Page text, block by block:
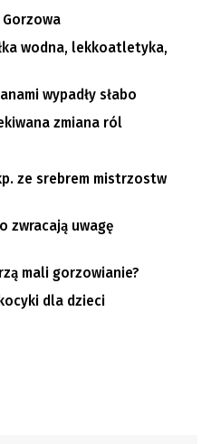
Gorzowa
wodna, lekkoatletyka,
wypadły słabo
zmiana ról
ze srebrem mistrzostw
zwracają uwagę
mali gorzowianie?
dla dzieci